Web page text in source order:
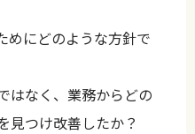
にどのような方針で
はなく、業務からどの
見つけ改善したか？